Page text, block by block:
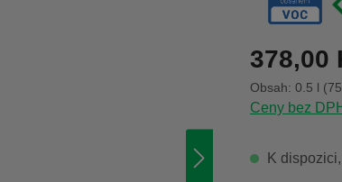
Běžná cena:
378,00
Obsah: 0.5 l
Ceny bez
K